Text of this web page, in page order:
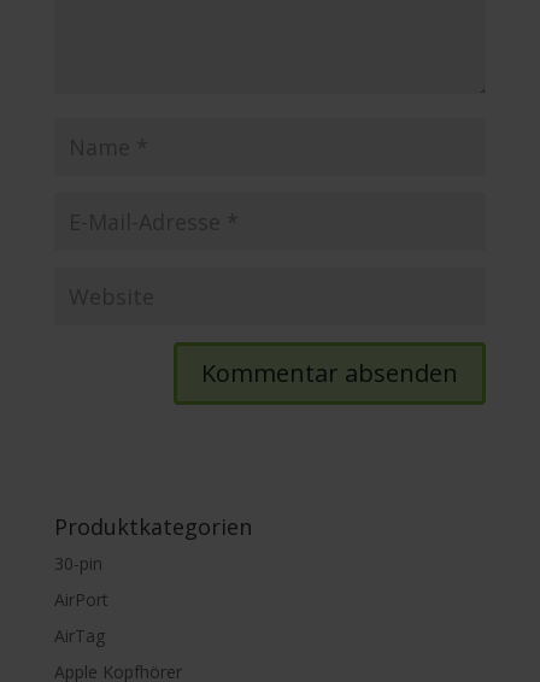
Produktkategorien
30-pin
AirPort
AirTag
Apple Kopfhörer